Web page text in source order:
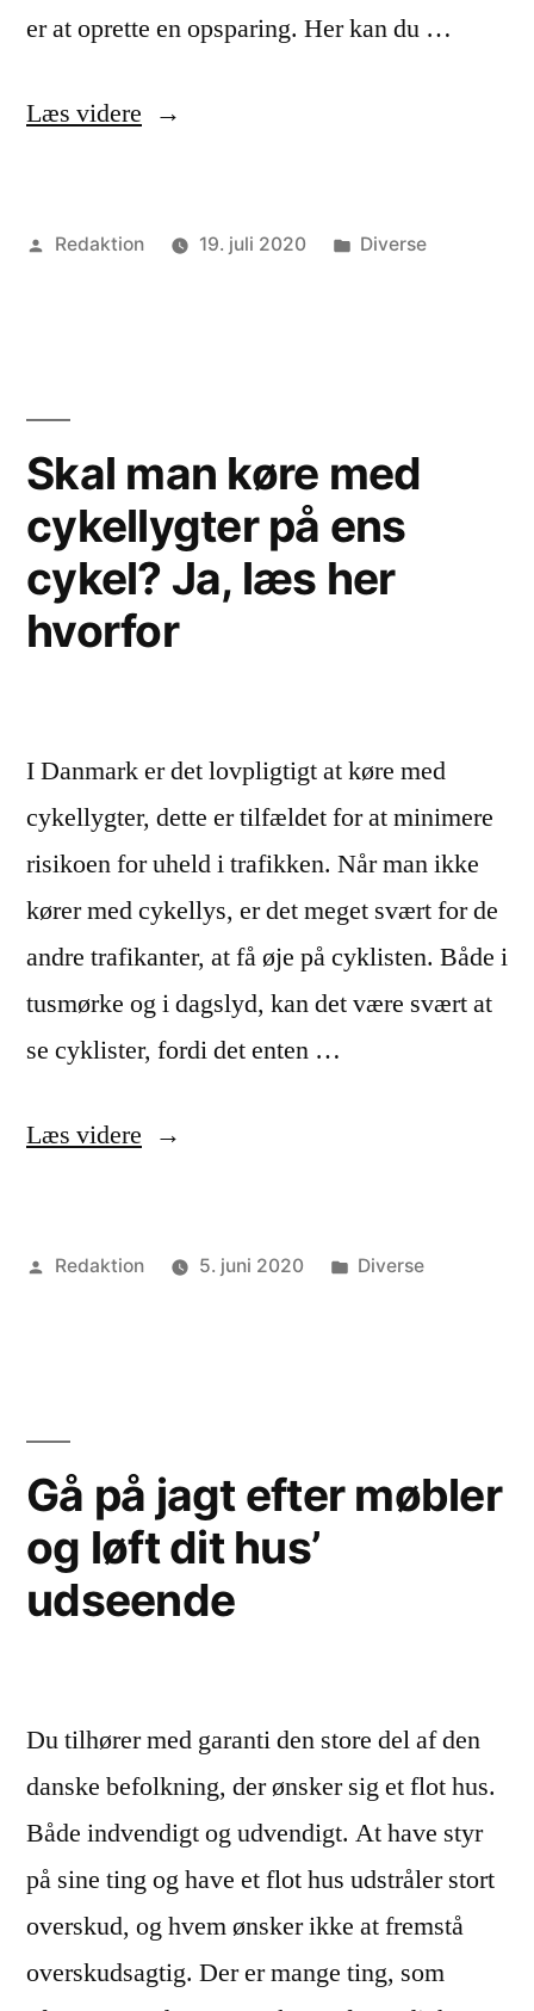
er at oprette en opsparing. Her kan du …
Læs videre “Sådan
spare
Posted
Redaktion 19. juli 2020
Posted
Diverse
Skal man køre med
cykellygter på ens
cykel? Ja, læs her
hvorfor
I Danmark er det lovpligtigt at køre med
cykellygter, dette er tilfældet for at minimere
risikoen for uheld i trafikken. Når man ikke
kører med cykellys, er det meget svært for de
andre trafikanter, at få øje på cyklisten. Både i
tusmørke og i dagslyd, kan det være svært at
se cyklister, fordi det enten …
Læs videre “Skal
med
Ja,
læs
her
Posted
Redaktion 5. juni 2020
Posted
Diverse
Gå på jagt efter møbler
og løft dit hus’
udseende
Du tilhører med garanti den store del af den
danske befolkning, der ønsker sig et flot hus.
Både indvendigt og udvendigt. At have styr
på sine ting og have et flot hus udstråler stort
overskud, og hvem ønsker ikke at fremstå
overskudsagtig. Der er mange ting, som